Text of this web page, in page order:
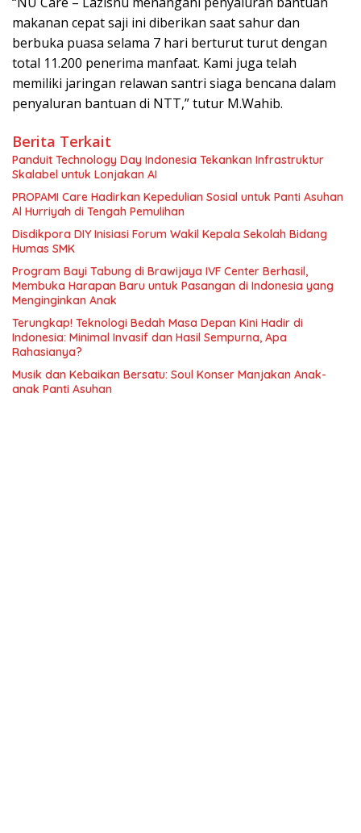
makanan cepat saji ini diberikan saat sahur dan
berbuka puasa selama 7 hari berturut turut dengan
total 11.200 penerima manfaat. Kami juga telah
memiliki jaringan relawan santri siaga bencana dalam
penyaluran bantuan di NTT,” tutur M.Wahib.
Berita Terkait
Panduit Technology Day Indonesia Tekankan Infrastruktur
Skalabel untuk Lonjakan AI
PROPAMI Care Hadirkan Kepedulian Sosial untuk Panti Asuhan
Al Hurriyah di Tengah Pemulihan
Disdikpora DIY Inisiasi Forum Wakil Kepala Sekolah Bidang
Humas SMK
Program Bayi Tabung di Brawijaya IVF Center Berhasil,
Membuka Harapan Baru untuk Pasangan di Indonesia yang
Menginginkan Anak
Terungkap! Teknologi Bedah Masa Depan Kini Hadir di
Indonesia: Minimal Invasif dan Hasil Sempurna, Apa
Rahasianya?
Musik dan Kebaikan Bersatu: Soul Konser Manjakan Anak-
anak Panti Asuhan